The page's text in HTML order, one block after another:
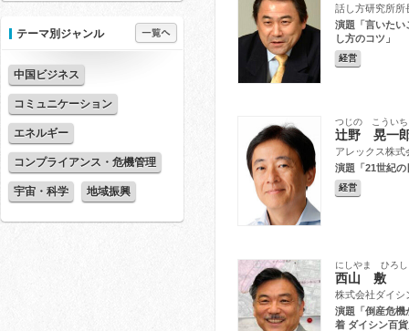
話し方研究所所
演題「言いたい
し方のコツ」
経営
つじの こういち
辻野 晃一
アレックス株式
演題「21世紀
経営
にしやま ひろし
西山 敷
株式会社ダイシ
演題「倒産危機
着 ダイシン百
テーマ別ジャンル
中国ビジネス
コミュニケーション
エネルギー
コンプライアンス・危機管理
宇宙・科学 地域振興